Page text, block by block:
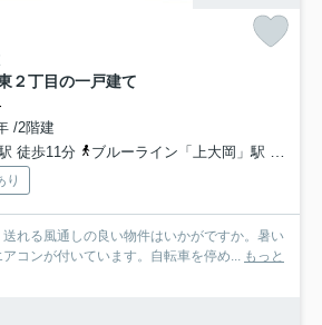
２丁目の一戸建て
/2階建
徒歩11分
ブルーライン「上大岡」駅 徒歩11分
り
れる風通しの良い物件はいかがですか。暑い
コンが付いています。自転車を停め... もっと